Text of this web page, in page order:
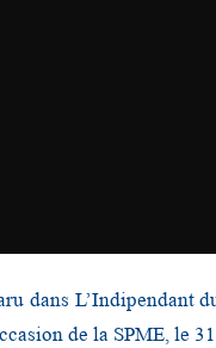
dans L’Indipendant
de la SPME, le